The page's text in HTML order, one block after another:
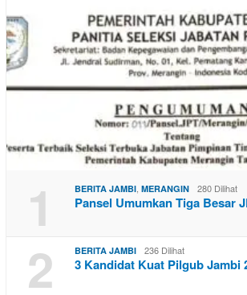
1 BERITA JAMBI, MERANGIN 280 Dilihat
Pansel Umumkan Tiga Besar
2 BERITA JAMBI 236 Dilihat
3 Kandidat Kuat Pilgub Jambi